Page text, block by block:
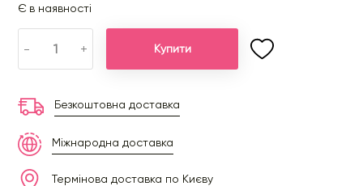
Є в наявності
- + Купити
Безкоштовна доставка
Міжнародна доставка
Термінова доставка по Києву